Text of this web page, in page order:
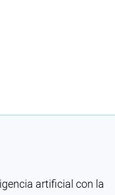
artificial con la